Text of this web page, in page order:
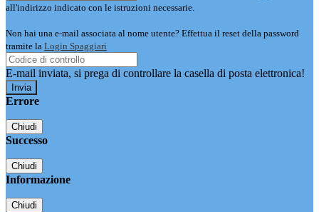
all'indirizzo indicato con le istruzioni necessarie.
Non hai una e-mail associata al nome utente? Effettua il reset della password
tramite la Login Spaggiari
E-mail inviata, si prega di controllare la casella di posta elettronica!
Errore
Chiudi
Successo
Chiudi
Informazione
Chiudi